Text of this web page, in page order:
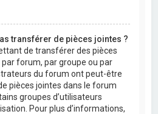
transférer de pièces jointes ?
de transférer des pièces
forum, par groupe ou par
du forum ont peut-être
pièces jointes dans le forum
groupes d’utilisateurs
Pour plus d’informations,